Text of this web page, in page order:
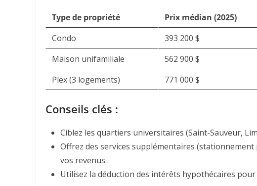
Type de propriété Prix médian (2025)
Condo
393 200 $
Maison unifamiliale
562 900 $
Plex (3 logements)
771 000 $
Conseils clés :
Ciblez les quartiers universitaires (Saint-Sauveur,
Offrez des services supplémentaires
vos revenus.
Utilisez la déduction des intérêts hypothécaires